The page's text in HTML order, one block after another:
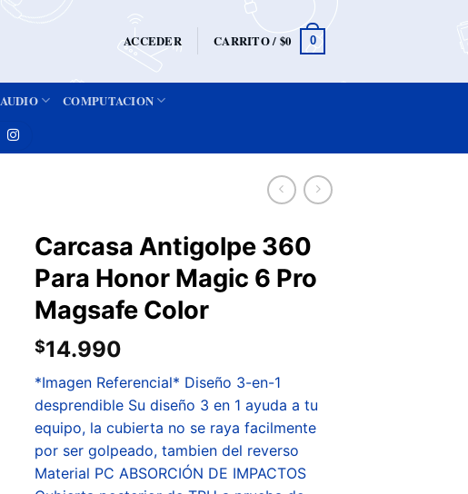
ACCEDER CARRITO / $0 0
AUDIO COMPUTACION
Carcasa Antigolpe 360
Para Honor Magic 6 Pro
Magsafe Color
$14.990
*Imagen Referencial* Diseño 3-en-1
desprendible Su diseño 3 en 1 ayuda a tu
equipo, la cubierta no se raya facilmente
por ser golpeado, tambien del reverso
Material PC ABSORCIÓN DE IMPACTOS